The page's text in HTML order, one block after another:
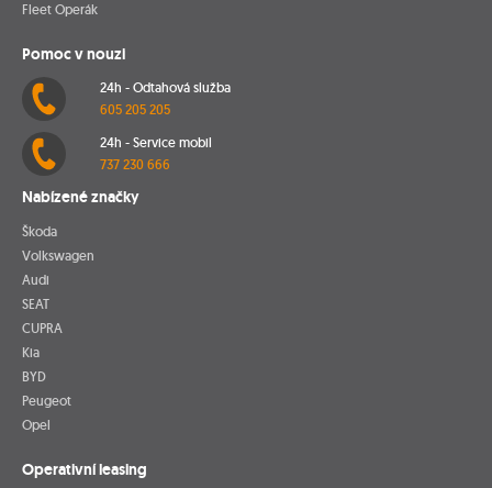
Fleet Operák
Pomoc v nouzi
24h - Odtahová služba
605 205 205
24h - Service mobil
737 230 666
Nabízené značky
Škoda
Volkswagen
Audi
SEAT
CUPRA
Kia
BYD
Peugeot
Opel
Operativní leasing